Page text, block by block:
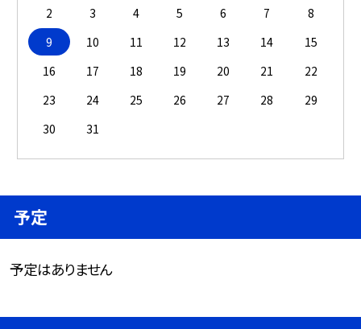
2
3 4 5 6 7
8
9
10 11 12 13 14
15
16
17 18 19 20 21
22
23
24 25 26 27 28
29
30
31
予定
予定はありません